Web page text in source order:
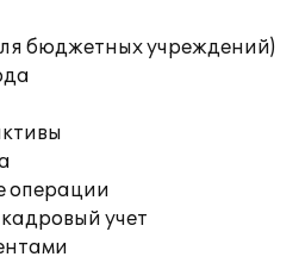
бюджетных учреждений)
операции
учет